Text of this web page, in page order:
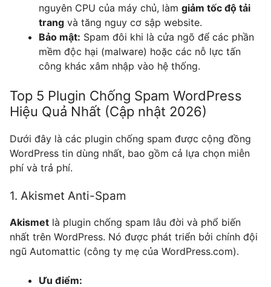
nguyên CPU của máy chủ, làm giảm tốc độ tải
trang và tăng nguy cơ sập website.
Bảo mật: Spam đôi khi là cửa ngõ để các phần
mềm độc hại (malware) hoặc các nỗ lực tấn
công khác xâm nhập vào hệ thống.
Top 5 Plugin Chống Spam WordPress
Hiệu Quả Nhất (Cập nhật 2026)
Dưới đây là các plugin chống spam được cộng đồng
WordPress tin dùng nhất, bao gồm cả lựa chọn miễn
phí và trả phí.
1. Akismet Anti-Spam
Akismet là plugin chống spam lâu đời và phổ biến
nhất trên WordPress. Nó được phát triển bởi chính đội
ngũ Automattic (công ty mẹ của WordPress.com).
Ưu điểm: